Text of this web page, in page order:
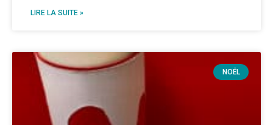
LIRE LA SUITE »
NOËL